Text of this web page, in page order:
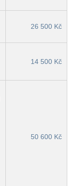
26 500 Kč
14 500 Kč
50 600 Kč